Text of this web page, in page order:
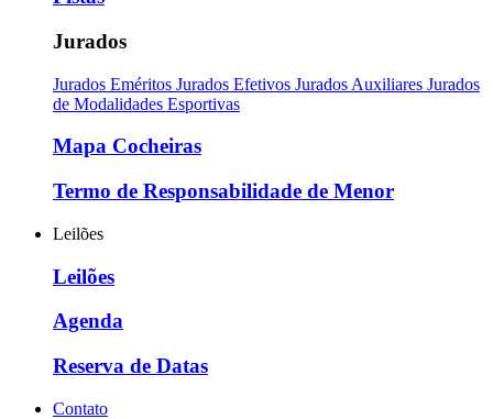
Jurados
Jurados Eméritos Jurados Efetivos Jurados Auxiliares Jurados
de Modalidades Esportivas
Mapa Cocheiras
Termo de Responsabilidade de Menor
Leilões
Leilões
Agenda
Reserva de Datas
Contato